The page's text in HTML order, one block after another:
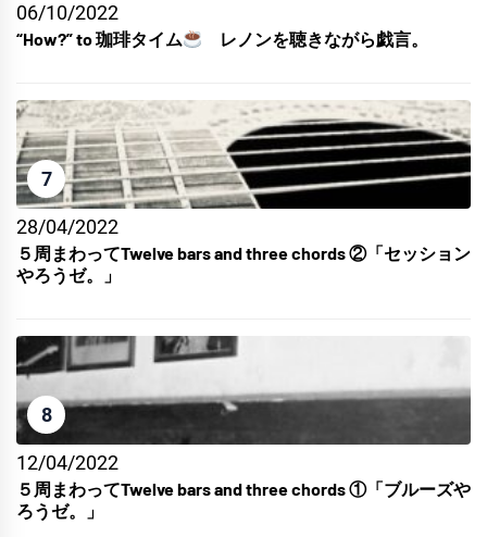
06/10/2022
“How?” to 珈琲タイム レノンを聴きながら戯言。
7
28/04/2022
５周まわってTwelve bars and three chords ②「セッション
やろうゼ。」
8
12/04/2022
５周まわってTwelve bars and three chords ①「ブルーズや
ろうゼ。」